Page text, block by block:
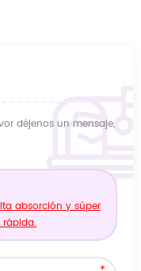
déjenos un mensaje,
absorción y súper
rápida.